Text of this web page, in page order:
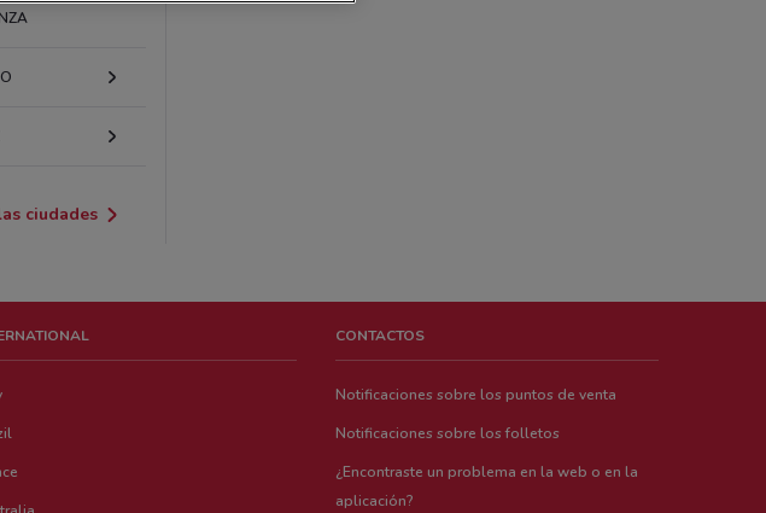
ciudades
CONTACTOS
Notificaciones sobre los puntos de venta
Notificaciones sobre los folletos
¿Encontraste un problema en la web o en la
aplicación?